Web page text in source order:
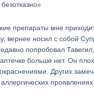
препараты мне
вернее носил с собой
попробовал
больше нет. Он
Других
проявлениях